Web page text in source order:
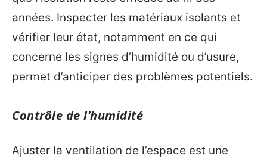
années. Inspecter les matériaux isolants et
vérifier leur état, notamment en ce qui
concerne les signes d’humidité ou d’usure,
permet d’anticiper des problèmes potentiels.
Contrôle de l’humidité
Ajuster la ventilation de l’espace est une